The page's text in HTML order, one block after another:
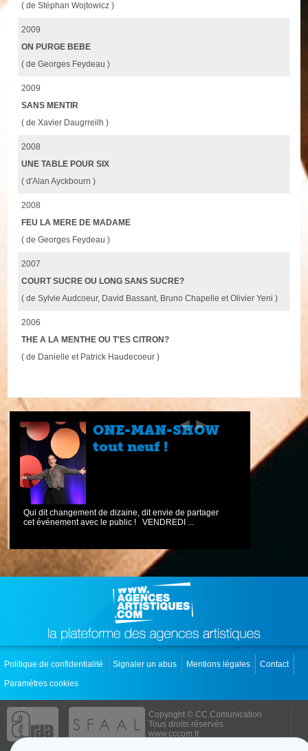
( de Stéphan Wojtowicz )
2009
ON PURGE BEBE
( de Georges Feydeau )
2009
SANS MENTIR
( de Xavier Daugrreilh )
2008
UNE TABLE POUR SIX
( d'Alan Ayckbourn )
2008
FEU LA MERE DE MADAME
( de Georges Feydeau )
2007
COURT SUCRE OU LONG SANS SUCRE?
( de Sylvie Audcoeur, David Bassant, Bruno Chapelle et Olivier Yeni )
2006
THE A LA MENTHE OU T'ES CITRON?
( de Danielle et Patrick Haudecoeur )
ONE-MAN-SHOW
tout neuf !
Qui dit changement de dizaine, dit envie de partager
cet événement avec le public ! VENDREDI ...
Politique de confidentialité Signaler un abus Mentions légales
Contact
Paramètres cookies
Copyright © CC.Comunication
Tous droits réservés
www.cccom.fr